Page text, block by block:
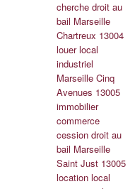
cherche droit au
bail Marseille
Chartreux 13004
louer local
industriel
Marseille Cinq
Avenues 13005
immobilier
commerce
cession droit au
bail Marseille
Saint Just 13005
location local